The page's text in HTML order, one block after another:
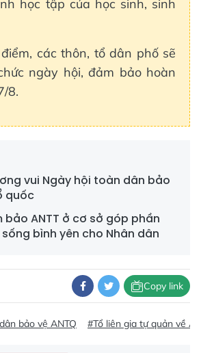
học tập của học sinh, sinh
các thôn, tổ dân phố sẽ
ngày hội, đảm bảo hoàn
8.
vui Ngày hội toàn dân bảo
quốc
bảo ANTT ở cơ sở góp phần
bình yên cho Nhân dân
Copy link
bảo vệ ANTQ #Tổ liên gia tự quản về